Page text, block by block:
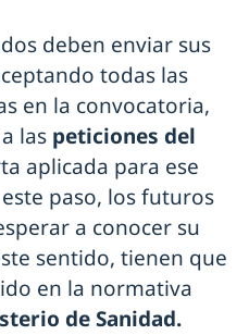
deben enviar sus
todas las
en la convocatoria,
las peticiones del
aplicada para ese
paso, los futuros
a conocer su
sentido, tienen que
en la normativa
de Sanidad.